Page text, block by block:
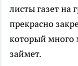
листы газет на
прекрасно
который много
займет.